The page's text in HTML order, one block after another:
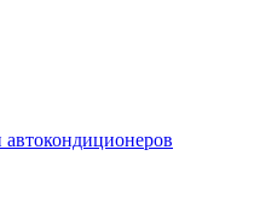
автокондиционеров